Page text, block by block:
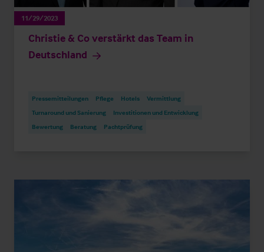
11/29/2023
Christie & Co verstärkt das Team in
Deutschland
Pressemitteilungen Pflege Hotels
Vermittlung
Turnaround und Sanierung
Investitionen und Entwicklung
Bewertung
Beratung Pachtprüfung